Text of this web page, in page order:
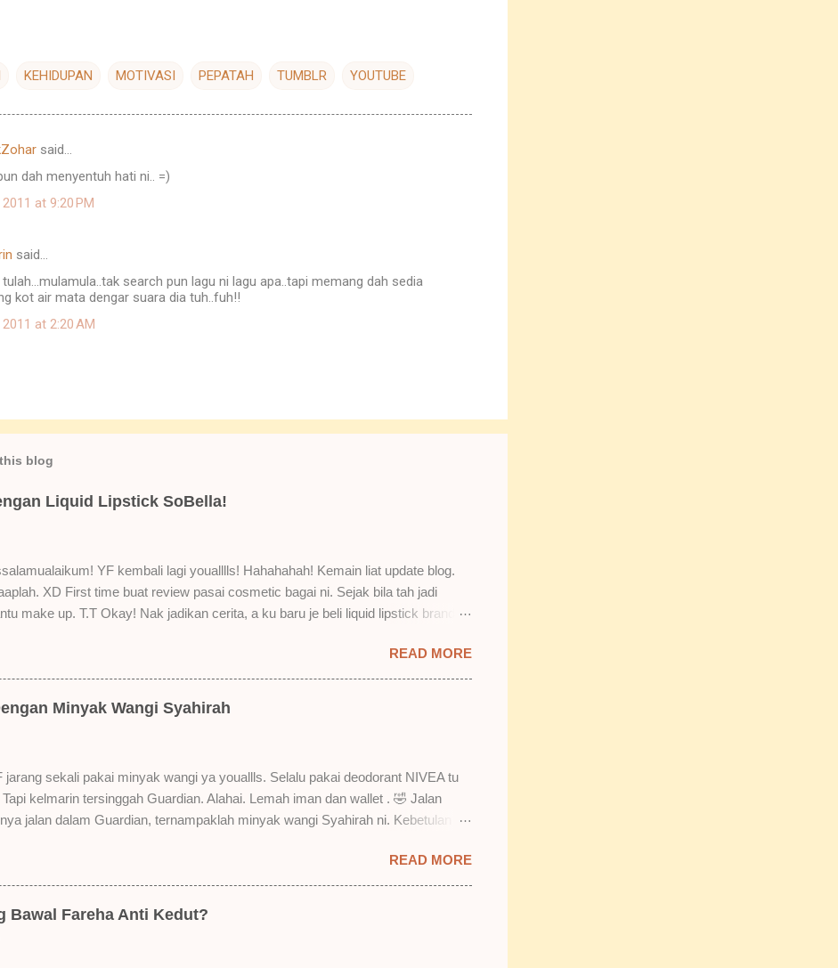
KEHIDUPAN MOTIVASI PEPATAH TUMBLR YOUTUBE
said…
dah menyentuh hati ni.. =)
at 9:20 PM
said…
search pun lagu ni lagu apa..tapi memang dah sedia
kot air mata dengar suara dia tuh..fuh!!
at 2:20 AM
blog
Liquid Lipstick SoBella!
YF kembali lagi youalllls! Hahahahah! Kemain liat update blog.
XD First time buat review pasai cosmetic bagai ni. Sejak bila tah jadi
make up. T.T Okay! Nak jadikan cerita, a ku baru je beli liquid lipstick brand
Makmur Setelah dicuba dengan pelbagai cara, aku jumpa beberapa sebab
aku suka liquid lipstick ni dan kenapa aku tak berapa suka juga. Tapi mostly
gila! Yang part tak suka tu boleh adjust. Don't worry! Aku start dengan yang
dulu lah ek! Pros 1) OMG! Ringan gila tekstur dia bila dah kering. Serious! 2)
sangat. Tapi tak tahu lah kalau dah minum bergelas-gelas dan makan
pinggan. 4) Senang nak cuci. Tak perl...
READ MORE
Minyak Wangi Syahirah
jarang sekali pakai minyak wangi ya youallls. Selalu pakai deodorant NIVEA tu
Tapi kelmarin tersinggah Guardian. Alahai. Lemah iman dan wallet . 🤣 Jalan
jalan dalam Guardian, ternampaklah minyak wangi Syahirah ni. Kebetulan
lama tak pakai perfume , ambil lah satu yang warna keunguan ni dengan
sebab tak tahu lah wangian dia tu tahan lama ke tak. Warna ungu ni
Magnifique ya anak-anak semua. Bau sweet-sweet gitu. Lembut je.
plak dengan hasutan adik perempuan. Zassss rembat satu katanya tapi
dia yang bayorrr. 😭 Lepas tu, YF pakailah pergi kerja. So aktiviti tak
READ MORE
Bawal Fareha Anti Kedut?